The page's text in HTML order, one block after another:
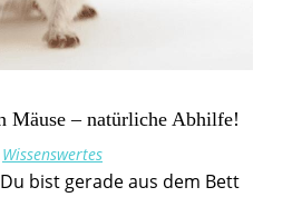
Mäuse – natürliche Abhilfe!
Wissenswertes
bist gerade aus dem Bett